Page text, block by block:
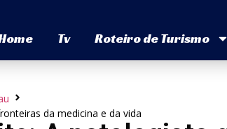
Tv Roteiro de Turismo
da medicina e da vida